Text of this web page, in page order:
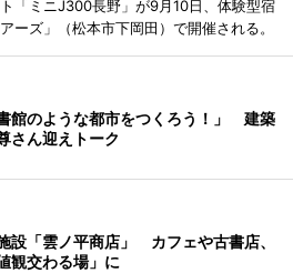
「ミニJ300長野」が9月10日、体験型宿
ーズ」（松本市下岡田）で開催される。
館のような都市をつくろう！」 建築
さん迎えトーク
設「雲ノ平商店」 カフェや古書店、
観交わる場」に